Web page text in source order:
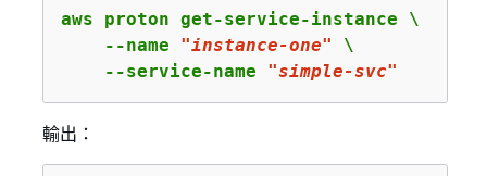
aws proton get-service-instance \
    --name
"instance-one" \
    --service-name
"simple-svc"
輸出：